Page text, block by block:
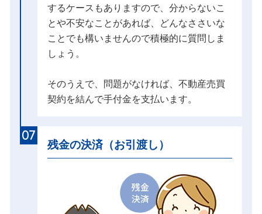
するケースもありますので、分からないこ
とや不安なことがあれば、どんなささいな
ことでも構いませんので積極的に質問しま
しょう。
そのうえで、問題がなければ、不動産売買
契約を結んで手付金を支払います。
07
残金の決済（お引渡し）